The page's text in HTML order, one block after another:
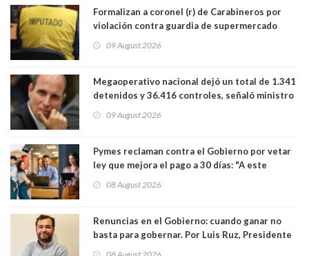
Formalizan a coronel (r) de Carabineros por
violación contra guardia de supermercado
09 August 2026
Megaoperativo nacional dejó un total de 1.341
detenidos y 36.416 controles, señaló ministro
09 August 2026
Pymes reclaman contra el Gobierno por vetar
ley que mejora el pago a 30 días: "A este
medianas empresas"
08 August 2026
Renuncias en el Gobierno: cuando ganar no
basta para gobernar. Por Luis Ruz, Presidente